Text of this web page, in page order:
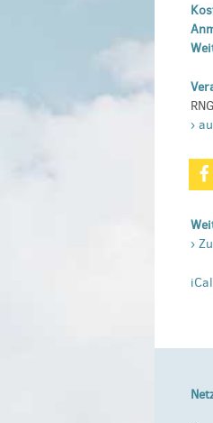
›
›
iCal